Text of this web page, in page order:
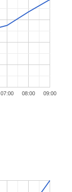
07:00 08:00 09:00